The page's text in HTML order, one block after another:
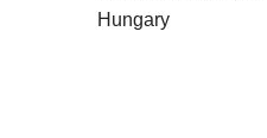
Hungary